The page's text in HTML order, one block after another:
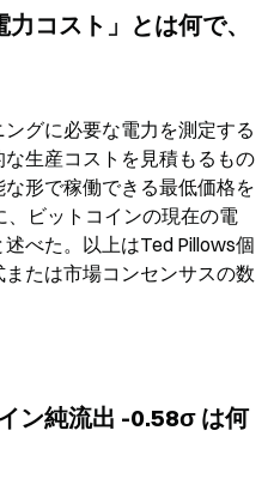
コスト」とは何で、
グに必要な電力を測定する
生産コストを見積もるもの
形で稼働できる最低価格を
ビットコインの現在の電
べた。以上はTed Pillows個
たは市場コンセンサスの数
ン純流出 -0.58σ は何